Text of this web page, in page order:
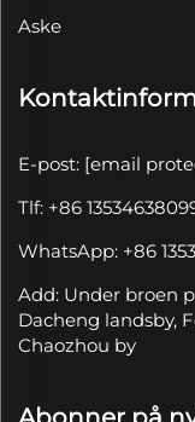
Aske
E-post: [email
Tlf: +86
WhatsApp: +86
Add: Under broen
Dacheng landsby,
Chaozhou by